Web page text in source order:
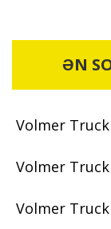
ƏN
Volmer
Volmer
Volmer